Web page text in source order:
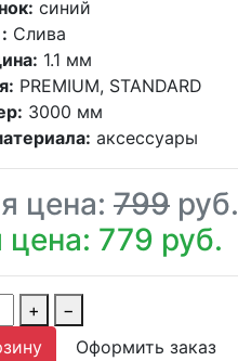
синий
Слива
1.1 мм
PREMIUM, STANDARD
3000 мм
аксессуары
цена: 799 руб.
цена: 779 руб.
+
−
Оформить заказ